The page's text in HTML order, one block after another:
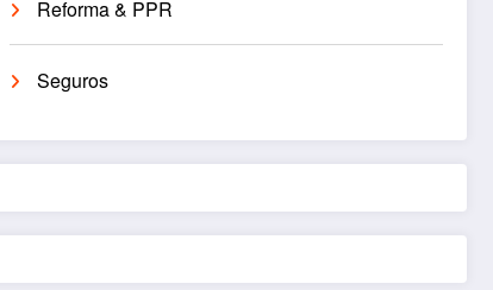
Reforma & PPR
Seguros